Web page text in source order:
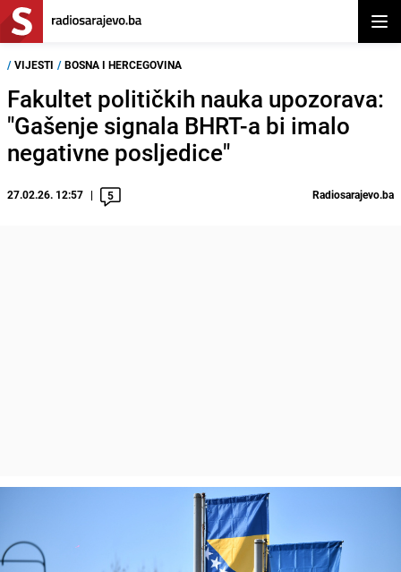
/ VIJESTI / BOSNA I HERCEGOVINA
Fakultet političkih nauka upozorava:
"Gašenje signala BHRT-a bi imalo
negativne posljedice"
27.02.26. 12:57 5 Radiosarajevo.ba